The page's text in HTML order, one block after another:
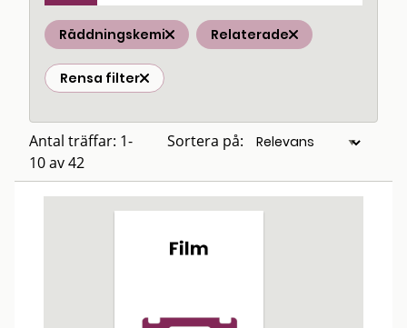
Räddningskemi Relaterade
Rensa filter
Antal träffar: 1-
10 av 42
Sortera på: